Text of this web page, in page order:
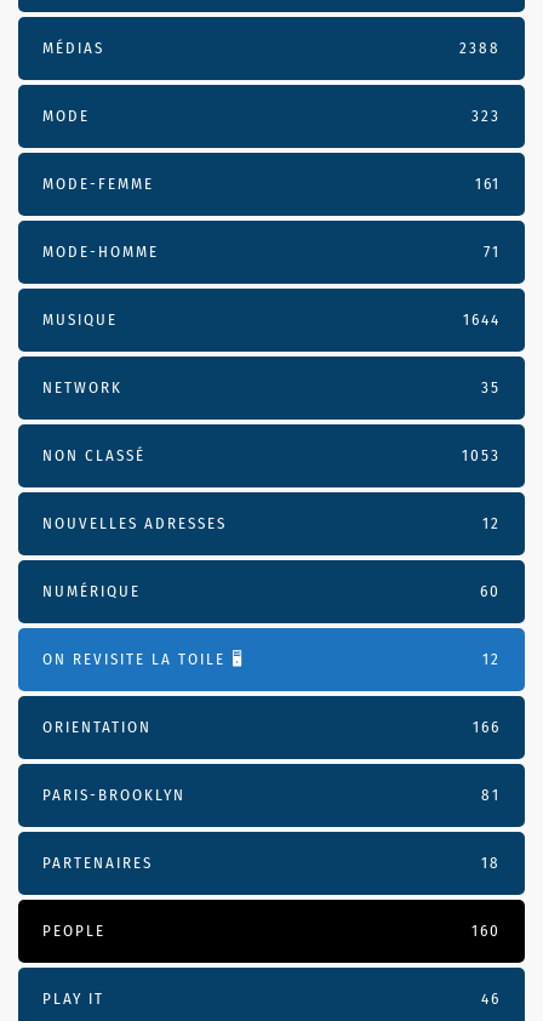
MÉDIAS 2388
MODE 323
MODE-FEMME 161
MODE-HOMME 71
MUSIQUE 1644
NETWORK 35
NON CLASSÉ 1053
NOUVELLES ADRESSES 12
NUMÉRIQUE 60
ON REVISITE LA TOILE 🖥️ 12
ORIENTATION 166
PARIS-BROOKLYN 81
PARTENAIRES 18
PEOPLE 160
PLAY IT 46